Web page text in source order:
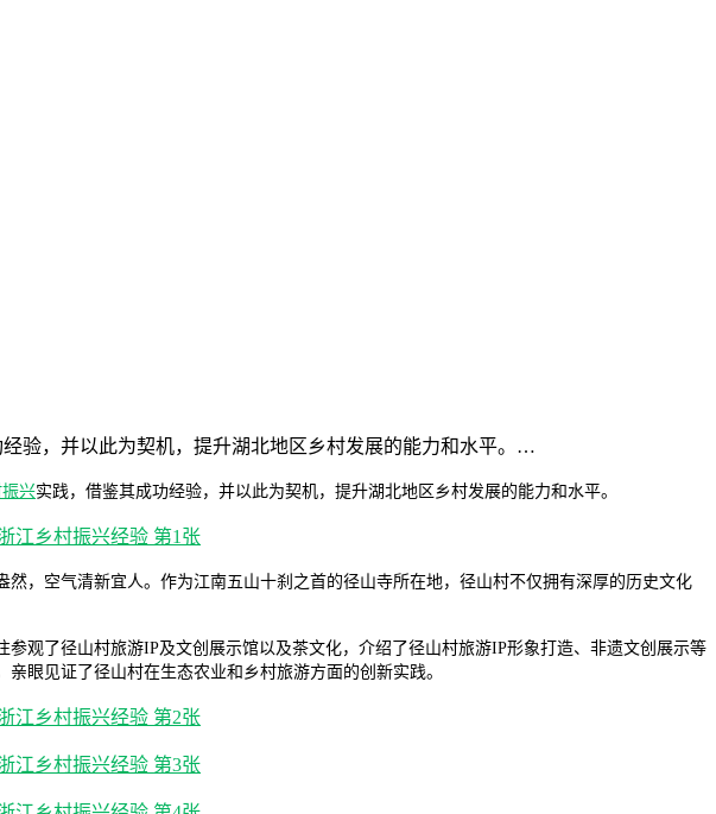
验，并以此为契机，提升湖北地区乡村发展的能力和水平。…
兴实践，借鉴其成功经验，并以此为契机，提升湖北地区乡村发展的能力和水平。
，空气清新宜人。作为江南五山十刹之首的径山寺所在地，径山村不仅拥有深厚的历史文化
观了径山村旅游IP及文创展示馆以及茶文化，介绍了径山村旅游IP形象打造、非遗文创展示等
眼见证了径山村在生态农业和乡村旅游方面的创新实践。